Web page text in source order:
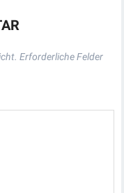
Erforderliche Felder